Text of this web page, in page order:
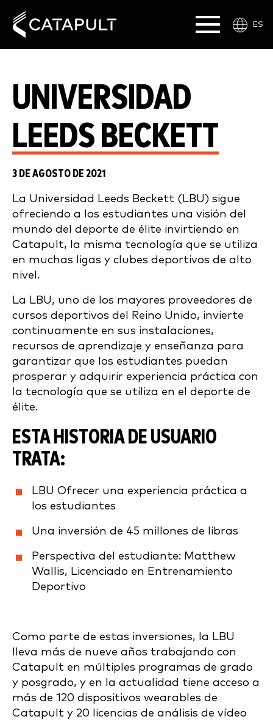
ES
UNIVERSIDAD
LEEDS BECKETT
3 DE AGOSTO DE 2021
La Universidad Leeds Beckett (LBU) sigue
ofreciendo a los estudiantes una visión del
mundo del deporte de élite invirtiendo en
Catapult, la misma tecnología que se utiliza
en muchas ligas y clubes deportivos de alto
nivel.
La LBU, uno de los mayores proveedores de
cursos deportivos del Reino Unido, invierte
continuamente en sus instalaciones,
recursos de aprendizaje y enseñanza para
garantizar que los estudiantes puedan
prosperar y adquirir experiencia práctica con
la tecnología que se utiliza en el deporte de
élite.
ESTA HISTORIA DE USUARIO
TRATA:
LBU Ofrecer una experiencia práctica a
los estudiantes
Una inversión de 45 millones de libras
Perspectiva del estudiante: Matthew
Wallis, Licenciado en Entrenamiento
Deportivo
Como parte de estas inversiones, la LBU
lleva más de nueve años trabajando con
Catapult en múltiples programas de grado
y posgrado, y en la actualidad tiene acceso a
más de 120 dispositivos wearables de
Catapult y 20 licencias de análisis de vídeo